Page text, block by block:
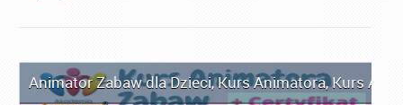
Animator Zabaw dla Dzieci,Kurs Animatora,Kurs